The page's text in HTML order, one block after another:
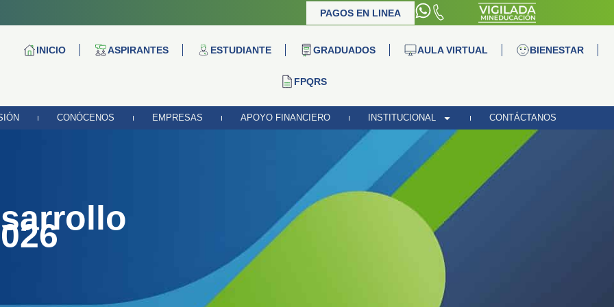
PAGOS EN LINEA
INICIO ASPIRANTES ESTUDIANTE GRADUADOS AULA VIRTUAL BIENESTAR
FPQRS
CONÓCENOS EMPRESAS APOYO FINANCIERO INSTITUCIONAL CONTÁCTANOS